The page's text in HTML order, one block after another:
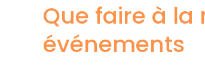
Que faire à
événements